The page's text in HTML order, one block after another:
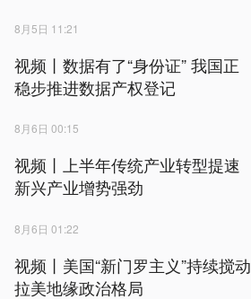
8月5日 11:21
视频丨数据有了“身份证” 我国正
稳步推进数据产权登记
8月6日 00:15
视频丨上半年传统产业转型提速
新兴产业增势强劲
8月6日 01:22
视频丨美国“新门罗主义”持续搅动
拉美地缘政治格局